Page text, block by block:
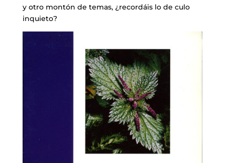
y otro montón de temas, ¿recordáis lo de culo
inquieto?